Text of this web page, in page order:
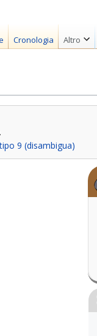
.
9 (disambigua)
Cronologia Altro